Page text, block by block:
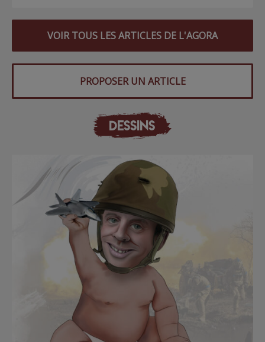
VOIR TOUS LES ARTICLES DE L'AGORA
PROPOSER UN ARTICLE
DESSINS